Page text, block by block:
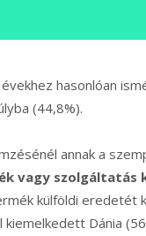
hasonlóan
(44,8%).
annak a
vagy szolgáltatás
külföldi eredetét
Dánia